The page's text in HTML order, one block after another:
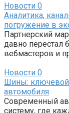
Новости 0
Аналитика,
погружение в
Партнерский
давно перестал
вебмастеров и
Новости 0
Шины: ключевой
автомобиля
Современный
систему, где